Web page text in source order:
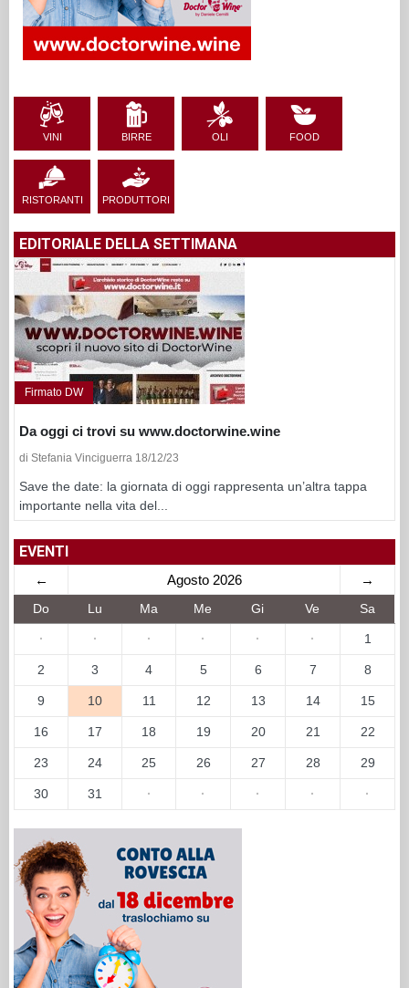
VINI BIRRE OLI FOOD
RISTORANTI PRODUTTORI
EDITORIALE DELLA SETTIMANA
Firmato DW
Da oggi ci trovi su www.doctorwine.wine
di Stefania Vinciguerra 18/12/23
Save the date: la giornata di oggi rappresenta un’altra tappa
importante nella vita del...
EVENTI
← Agosto 2026 →
Do Lu Ma Me Gi Ve Sa
· · · · · · 1
2 3 4 5 6 7 8
9 10 11 12 13 14 15
16 17 18 19 20 21 22
23 24 25 26 27 28 29
30 31 · · · · ·